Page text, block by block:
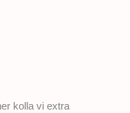
kolla vi extra